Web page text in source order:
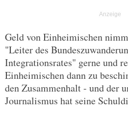
Geld von Einheimischen
"Leiter des
Integrationsrates" gerne und
Einheimischen dann zu
den Zusammenhalt - und der
Journalismus hat seine